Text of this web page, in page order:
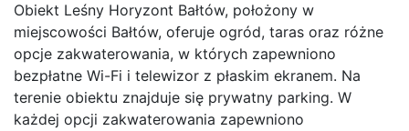
Obiekt Leśny Horyzont Bałtów, położony w
miejscowości Bałtów, oferuje ogród, taras oraz różne
opcje zakwaterowania, w których zapewniono
bezpłatne Wi-Fi i telewizor z płaskim ekranem. Na
terenie obiektu znajduje się prywatny parking. W
każdej opcji zakwaterowania zapewniono